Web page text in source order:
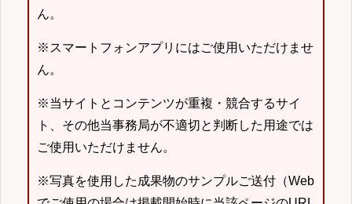
ん。
※スマートフォンアプリにはご使用いただけませ
ん。
※当サイトとコンテンツが重複・競合するサイ
ト、その他当事務局が不適切と判断した用途では
ご使用いただけません。
※写真を使用した成果物のサンプルご送付（Web